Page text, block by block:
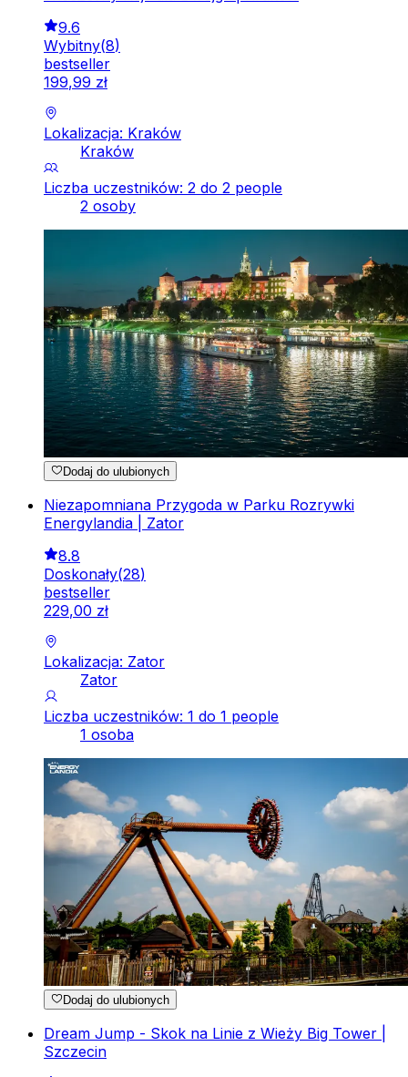
9.6
Wybitny(8)
bestseller
199,99 zł
Lokalizacja: Kraków
Kraków
Liczba uczestników: 2 do 2 people
2 osoby
Dodaj do ulubionych
Niezapomniana Przygoda w Parku Rozrywki
Energylandia | Zator
8.8
Doskonały(28)
bestseller
229,00 zł
Lokalizacja: Zator
Zator
Liczba uczestników: 1 do 1 people
1 osoba
Dodaj do ulubionych
Dream Jump - Skok na Linie z Wieży Big Tower |
Szczecin